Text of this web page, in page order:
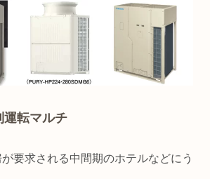
運転マルチ
要求される中間期のホテルなどにう